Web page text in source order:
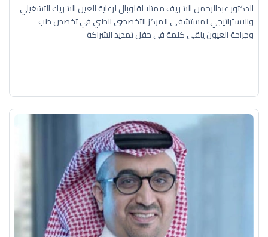
الدكتور عبدالرحمن الشريف ممثلا لقلوبال لرعاية العين الشريك التشغيلي
والاستراتيجي لمستشفى المركز التخصصي الطبي في تخصص طب
وجراحة العيون يلقي كلمة في حفل تمديد الشراكة